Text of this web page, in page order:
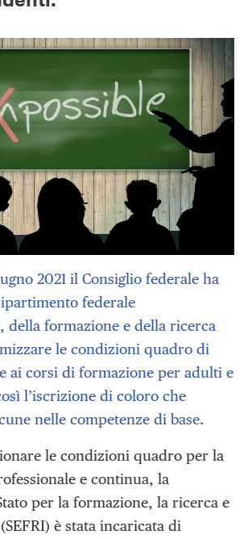
2021 il Consiglio federale ha
federale
della formazione e della ricerca
le condizioni quadro di
ai corsi di formazione per adulti e
l’iscrizione di coloro che
nelle competenze di base.
le condizioni quadro per la
e continua, la
per la formazione, la ricerca e
è stata incaricata di